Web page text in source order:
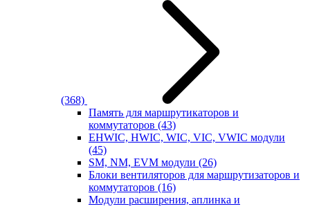
(368)
Память для маршрутикаторов и
коммутаторов (43)
EHWIC, HWIC, WIC, VIC, VWIC модули
(45)
SM, NM, EVM модули (26)
Блоки вентиляторов для маршрутизаторов и
коммутаторов (16)
Модули расширения, аплинка и